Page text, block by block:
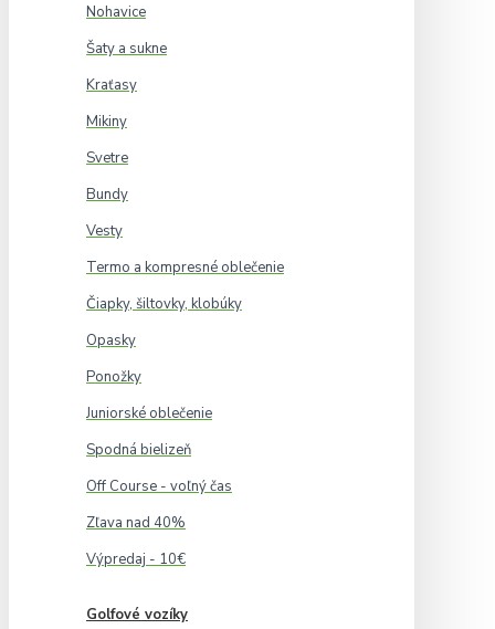
Nohavice
Šaty a sukne
Kraťasy
Mikiny
Svetre
Bundy
Vesty
Termo a kompresné oblečenie
Čiapky, šiltovky, klobúky
Opasky
Ponožky
Juniorské oblečenie
Spodná bielizeň
Off Course - voľný čas
Zľava nad 40%
Výpredaj - 10€
Golfové vozíky